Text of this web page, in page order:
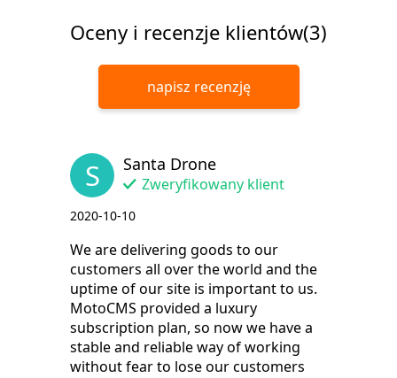
Oceny i recenzje klientów(3)
napisz recenzję
S Santa Drone
Zweryfikowany klient
2020-10-10
We are delivering goods to our
customers all over the world and the
uptime of our site is important to us.
MotoCMS provided a luxury
subscription plan, so now we have a
stable and reliable way of working
without fear to lose our customers